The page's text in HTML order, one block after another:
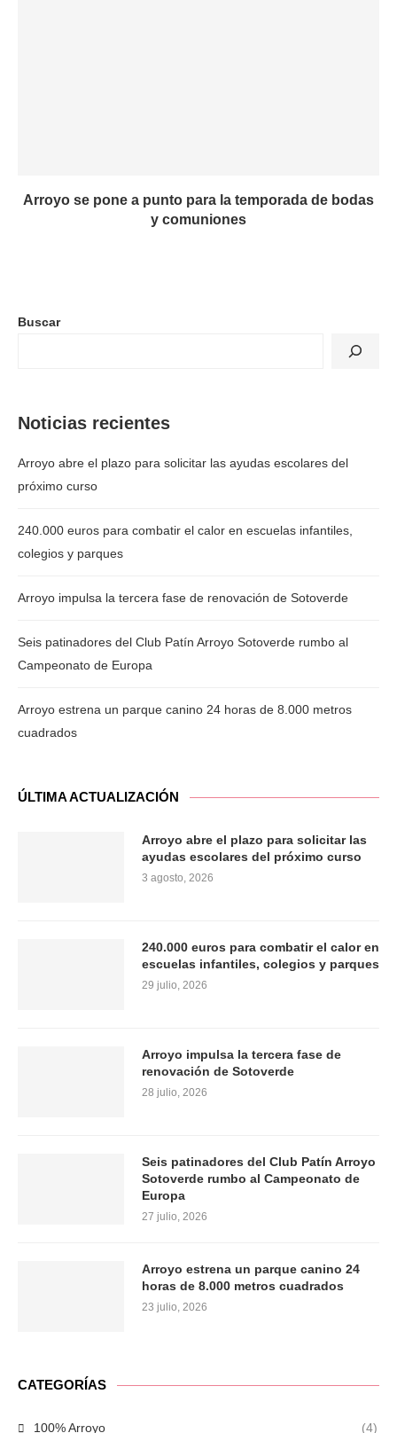
Arroyo se pone a punto para la temporada de bodas
y comuniones
Buscar
Noticias recientes
Arroyo abre el plazo para solicitar las ayudas escolares del
próximo curso
240.000 euros para combatir el calor en escuelas infantiles,
colegios y parques
Arroyo impulsa la tercera fase de renovación de Sotoverde
Seis patinadores del Club Patín Arroyo Sotoverde rumbo al
Campeonato de Europa
Arroyo estrena un parque canino 24 horas de 8.000 metros
cuadrados
ÚLTIMA ACTUALIZACIÓN
Arroyo abre el plazo para solicitar las
ayudas escolares del próximo curso
3 agosto, 2026
240.000 euros para combatir el calor en
escuelas infantiles, colegios y parques
29 julio, 2026
Arroyo impulsa la tercera fase de
renovación de Sotoverde
28 julio, 2026
Seis patinadores del Club Patín Arroyo
Sotoverde rumbo al Campeonato de
Europa
27 julio, 2026
Arroyo estrena un parque canino 24
horas de 8.000 metros cuadrados
23 julio, 2026
CATEGORÍAS
100% Arroyo (4)